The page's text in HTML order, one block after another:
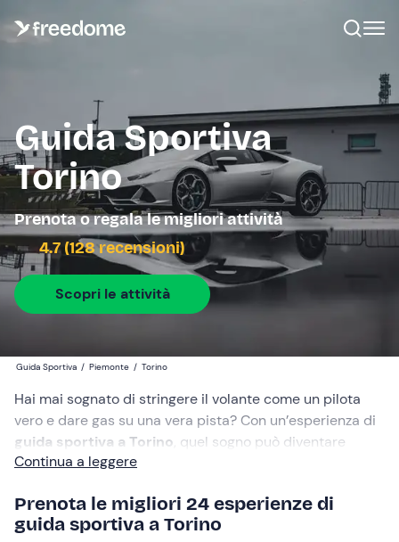
Guida Sportiva
Torino
Prenota o regala le migliori attività
4.7 (128 recensioni)
Scopri le attività
Guida Sportiva / Piemonte / Torino
Hai mai sognato di stringere il volante come un pilota
vero e dare gas su una vera pista? Con un’esperienza di
guida sportiva a Torino , quel sogno può diventare
realtà. Dall’Autodromo di Lombardore
quattro ruote. Prenota ora!
Continua a leggere
Prenota le migliori 24 esperienze di
guida sportiva a Torino